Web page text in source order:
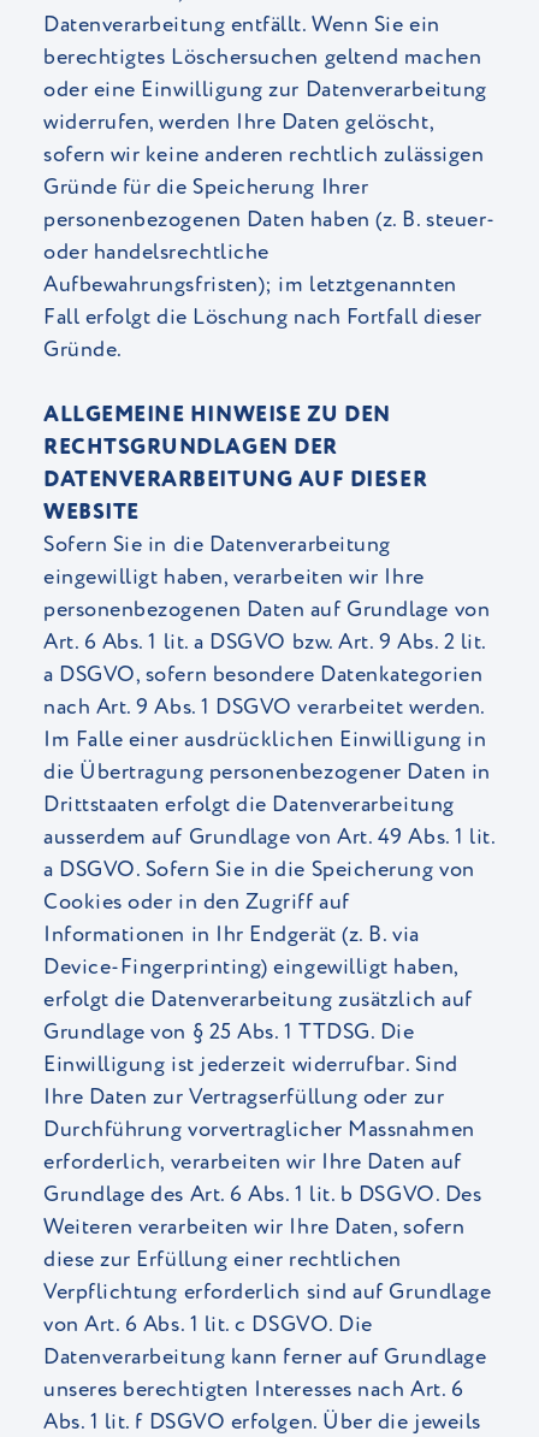
Datenverarbeitung entfällt. Wenn Sie ein
berechtigtes Löschersuchen geltend machen
oder eine Einwilligung zur Datenverarbeitung
widerrufen, werden Ihre Daten gelöscht,
sofern wir keine anderen rechtlich zulässigen
Gründe für die Speicherung Ihrer
personenbezogenen Daten haben (z. B. steuer-
oder handelsrechtliche
Aufbewahrungsfristen); im letztgenannten
Fall erfolgt die Löschung nach Fortfall dieser
Gründe.
ALLGEMEINE HINWEISE ZU DEN
RECHTSGRUNDLAGEN DER
DATENVERARBEITUNG AUF DIESER
WEBSITE
Sofern Sie in die Datenverarbeitung
eingewilligt haben, verarbeiten wir Ihre
personenbezogenen Daten auf Grundlage von
Art. 6 Abs. 1 lit. a DSGVO bzw. Art. 9 Abs. 2 lit.
a DSGVO, sofern besondere Datenkategorien
nach Art. 9 Abs. 1 DSGVO verarbeitet werden.
Im Falle einer ausdrücklichen Einwilligung in
die Übertragung personenbezogener Daten in
Drittstaaten erfolgt die Datenverarbeitung
ausserdem auf Grundlage von Art. 49 Abs. 1 lit.
a DSGVO. Sofern Sie in die Speicherung von
Cookies oder in den Zugriff auf
Informationen in Ihr Endgerät (z. B. via
Device-Fingerprinting) eingewilligt haben,
erfolgt die Datenverarbeitung zusätzlich auf
Grundlage von § 25 Abs. 1 TTDSG. Die
Einwilligung ist jederzeit widerrufbar. Sind
Ihre Daten zur Vertragserfüllung oder zur
Durchführung vorvertraglicher Massnahmen
erforderlich, verarbeiten wir Ihre Daten auf
Grundlage des Art. 6 Abs. 1 lit. b DSGVO. Des
Weiteren verarbeiten wir Ihre Daten, sofern
diese zur Erfüllung einer rechtlichen
Verpflichtung erforderlich sind auf Grundlage
von Art. 6 Abs. 1 lit. c DSGVO. Die
Datenverarbeitung kann ferner auf Grundlage
unseres berechtigten Interesses nach Art. 6
Abs. 1 lit. f DSGVO erfolgen. Über die jeweils